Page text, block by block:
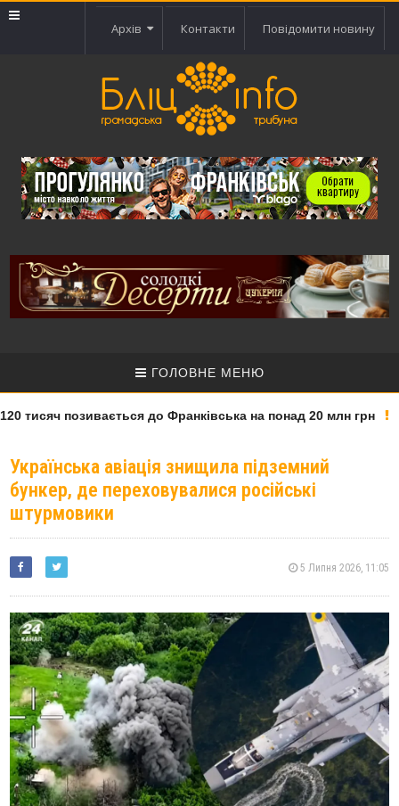
Архів Контакти Повідомити новину
ГОЛОВНЕ МЕНЮ
тисяч позивається до Франківська на понад 20 млн грн
Українська авіація знищила підземний
бункер, де переховувалися російські
штурмовики
5 Липня 2026, 11:05